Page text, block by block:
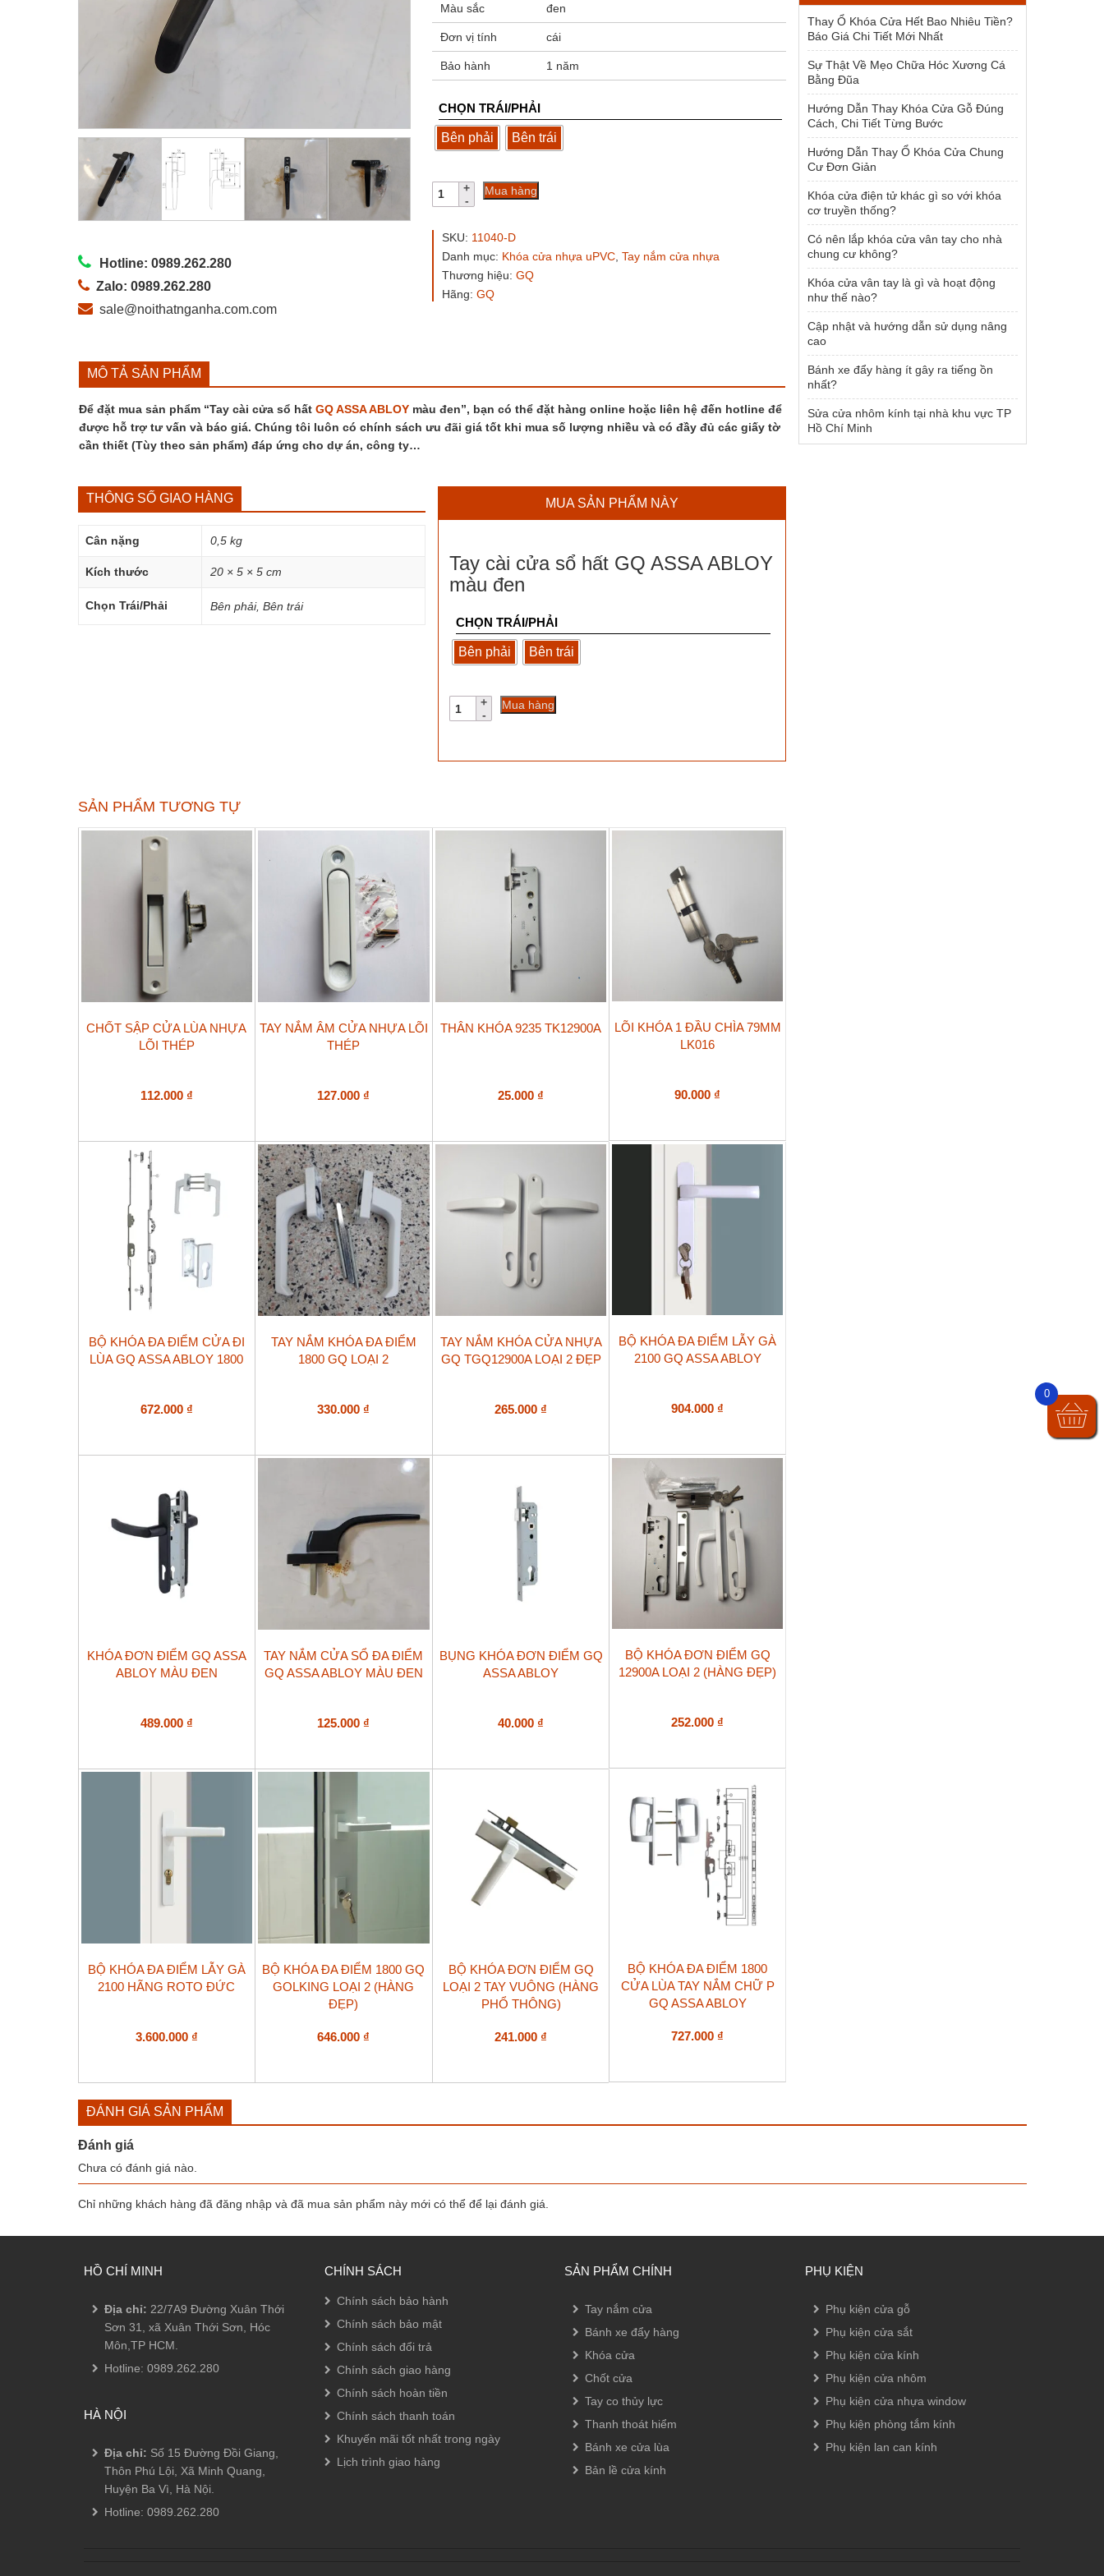
Hotline: 0989.262.280
Zalo: 0989.262.280
sale@noithatnganha.com.com
Màu sắc đen
Đơn vị tính cái
Bảo hành 1 năm
CHỌN TRÁI/PHẢI
Bên phải Bên trái
Tay
sổ
GQ
ASSA
ABLOY
Mua hàng
SKU: 11040-D
Danh mục: Khóa cửa nhựa uPVC, Tay nắm cửa nhựa
Thương hiệu: GQ
Hãng: GQ
MÔ TẢ SẢN PHẨM
Để đặt mua sản phẩm “Tay cài cửa sổ hất GQ ASSA ABLOYmàu đen”, bạn có thể đặt hàng online hoặc liên hệ đến hotline để
được hỗ trợ tư vấn và báo giá. Chúng tôi luôn có chính sách ưu đãi giá tốt khi mua số lượng nhiều và có đầy đủ các giấy tờ
cần thiết (Tùy theo sản phẩm) đáp ứng cho dự án, công ty…
THÔNG SỐ GIAO HÀNG
Cân nặng 0,5 kg
Kích thước 20 × 5 × 5 cm
Chọn Trái/Phải Bên phải, Bên trái
MUA SẢN PHẨM NÀY
Tay cài cửa sổ hất GQ ASSA ABLOY
màu đen
CHỌN TRÁI/PHẢI
Bên phải Bên trái
Tay
cài
hất
Mua hàng
SẢN PHẨM TƯƠNG TỰ
CHỐT SẬP CỬA LÙA NHỰA
LÕI THÉP
112.000 ₫
TAY NẮM ÂM CỬA NHỰA LÕI
THÉP
127.000 ₫
THÂN KHÓA 9235 TK12900A
25.000 ₫
LÕI KHÓA 1 ĐẦU CHÌA 79MM
LK016
90.000 ₫
BỘ KHÓA ĐA ĐIỂM CỬA ĐI
LÙA GQ ASSA ABLOY 1800
672.000 ₫
TAY NẮM KHÓA ĐA ĐIỂM
1800 GQ LOẠI 2
330.000 ₫
TAY NẮM KHÓA CỬA NHỰA
GQ TGQ12900A LOẠI 2 ĐẸP
265.000 ₫
BỘ KHÓA ĐA ĐIỂM LẪY GÀ
2100 GQ ASSA ABLOY
904.000 ₫
KHÓA ĐƠN ĐIỂM GQ ASSA
ABLOY MÀU ĐEN
489.000 ₫
TAY NẮM CỬA SỔ ĐA ĐIỂM
GQ ASSA ABLOY MÀU ĐEN
125.000 ₫
BỤNG KHÓA ĐƠN ĐIỂM GQ
ASSA ABLOY
40.000 ₫
BỘ KHÓA ĐƠN ĐIỂM GQ
12900A LOẠI 2 (HÀNG ĐẸP)
252.000 ₫
BỘ KHÓA ĐA ĐIỂM LẪY GÀ
2100 HÃNG ROTO ĐỨC
3.600.000 ₫
BỘ KHÓA ĐA ĐIỂM 1800 GQ
GOLKING LOẠI 2 (HÀNG
ĐẸP)
646.000 ₫
BỘ KHÓA ĐƠN ĐIỂM GQ
LOẠI 2 TAY VUÔNG (HÀNG
PHỔ THÔNG)
241.000 ₫
BỘ KHÓA ĐA ĐIỂM 1800
CỬA LÙA TAY NẮM CHỮ P
GQ ASSA ABLOY
727.000 ₫
1.954.000 ₫.
Thay Ổ Khóa Cửa Hết Bao Nhiêu Tiền?
Báo Giá Chi Tiết Mới Nhất
Sự Thật Về Mẹo Chữa Hóc Xương Cá
Bằng Đũa
Hướng Dẫn Thay Khóa Cửa Gỗ Đúng
Cách, Chi Tiết Từng Bước
Hướng Dẫn Thay Ổ Khóa Cửa Chung
Cư Đơn Giản
Khóa cửa điện tử khác gì so với khóa
cơ truyền thống?
Có nên lắp khóa cửa vân tay cho nhà
chung cư không?
Khóa cửa vân tay là gì và hoạt động
như thế nào?
Cập nhật và hướng dẫn sử dụng nâng
cao
Bánh xe đẩy hàng ít gây ra tiếng ồn
nhất?
Sửa cửa nhôm kính tại nhà khu vực TP
Hồ Chí Minh
ĐÁNH GIÁ SẢN PHẨM
Đánh giá
Chưa có đánh giá nào.
Chỉ những khách hàng đã đăng nhập và đã mua sản phẩm này mới có thể để lại đánh giá.
HỒ CHÍ MINH
Địa chỉ: 22/7A9 Đường Xuân Thới
Sơn 31, xã Xuân Thới Sơn, Hóc
Môn,TP HCM.
Hotline: 0989.262.280
HÀ NỘI
Địa chỉ: Số 15 Đường Đồi Giang,
Thôn Phú Lội, Xã Minh Quang,
Huyện Ba Vì, Hà Nội.
Hotline: 0989.262.280
CHÍNH SÁCH
Chính sách bảo hành
Chính sách bảo mật
Chính sách đổi trả
Chính sách giao hàng
Chính sách hoàn tiền
Chính sách thanh toán
Khuyến mãi tốt nhất trong ngày
Lịch trình giao hàng
SẢN PHẨM CHÍNH
Tay nắm cửa
Bánh xe đẩy hàng
Khóa cửa
Chốt cửa
Tay co thủy lực
Thanh thoát hiểm
Bánh xe cửa lùa
Bản lề cửa kính
PHỤ KIỆN
Phụ kiện cửa gỗ
Phụ kiện cửa sắt
Phụ kiện cửa kính
Phụ kiện cửa nhôm
Phụ kiện cửa nhựa window
Phụ kiện phòng tắm kính
Phụ kiện lan can kính
0